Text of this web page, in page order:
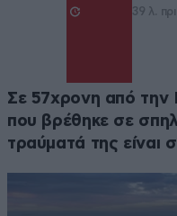
39 λ.
Σε 57χρονη από την
που βρέθηκε σε
τραύματά της είναι